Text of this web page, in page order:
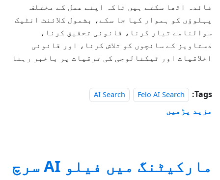
فائدہ اٹھا سکتے ہیں تاکہ اپنے عمل کے مختلف
پہلوؤں کو ہموار کیا جا سکے، بشمول کلائنٹ انٹیک
سوالنامے تیار کرنا، قانونی تحقیق کرنا،
دستاویز کے سانچوں کو تلاش کرنا، اور قانونی
اخلاقیات اور ٹیکنالوجی کی ترقیات پر باخبر رہنا
Tags:
Felo AI Search
AI Search
مزید پڑھیں
مارکیٹنگ میں فیلو AI سرچ